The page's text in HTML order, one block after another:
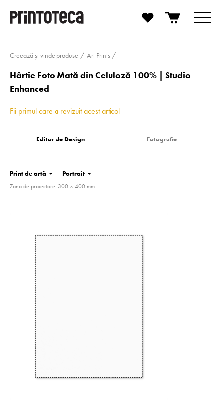
Creează și vinde produse Art Prints
Hârtie Foto Mată din Celuloză 100% | Studio
Enhanced
Fii primul care a revizuit acest articol
Editor de Design Fotografie
Print de artă Portrait
Zona de proiectare: 300 × 400 mm